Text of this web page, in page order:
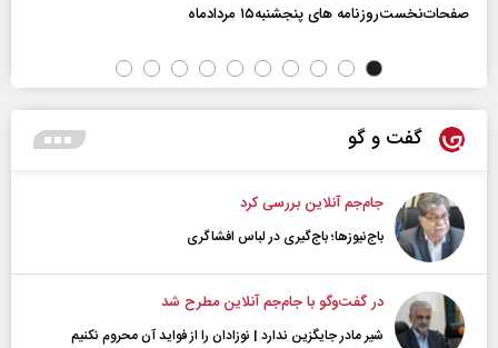
صفحات‌نخست‌روزنامه ها‌ی پنجشنبه‌۱۵ مردادماه
گفت و گو
جام‌جم آنلاین بررسی کرد
باج‌نیوزها؛ باج‌گیری در لباس افشاگری
در گفت‌و‌گو با جام‌جم آنلاین مطرح شد
شیر مادر جایگزین ندارد | نوزادان را از فواید آن محروم نکنیم